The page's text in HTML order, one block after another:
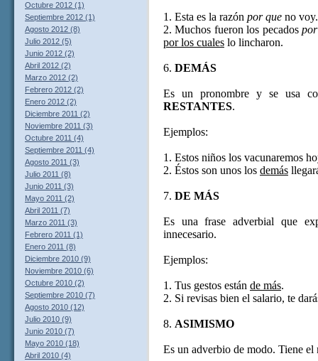
1. Esta es la razón por que no
2. Muchos fueron los pecados
por los cuales lo lincharon.
6. DEMÁS
Es un pronombre y se usa
RESTANTES.
Ejemplos:
1. Estos niños los vacunaremos
2. Éstos son unos los demás
7. DE MÁS
Es una frase adverbial que
innecesario.
Ejemplos:
1. Tus gestos están de más.
2. Si revisas bien el salario, te
8. ASIMISMO
Es un adverbio de modo. Tiene
Octubre 2012 (1)
Septiembre 2012 (1)
Agosto 2012 (8)
Julio 2012 (5)
Junio 2012 (2)
Abril 2012 (2)
Marzo 2012 (2)
Febrero 2012 (2)
Enero 2012 (2)
Diciembre 2011 (2)
Noviembre 2011 (3)
Octubre 2011 (4)
Septiembre 2011 (4)
Agosto 2011 (3)
Julio 2011 (8)
Junio 2011 (3)
Mayo 2011 (2)
Abril 2011 (7)
Marzo 2011 (3)
Febrero 2011 (1)
Enero 2011 (8)
Diciembre 2010 (9)
Noviembre 2010 (6)
Octubre 2010 (2)
Septiembre 2010 (7)
Agosto 2010 (12)
Julio 2010 (9)
Junio 2010 (7)
Mayo 2010 (18)
Abril 2010 (4)